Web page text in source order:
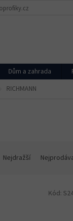
Dům a zahrada
RICHMANN
Nejdražší
Kód: